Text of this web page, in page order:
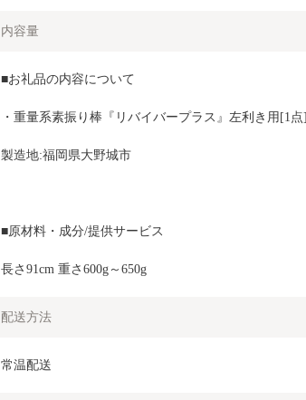
内容量
■お礼品の内容について
・重量系素振り棒『リバイバープラス』左利き用[1点]
製造地:福岡県大野城市
■原材料・成分/提供サービス
長さ91cm 重さ600g～650g
配送方法
常温配送